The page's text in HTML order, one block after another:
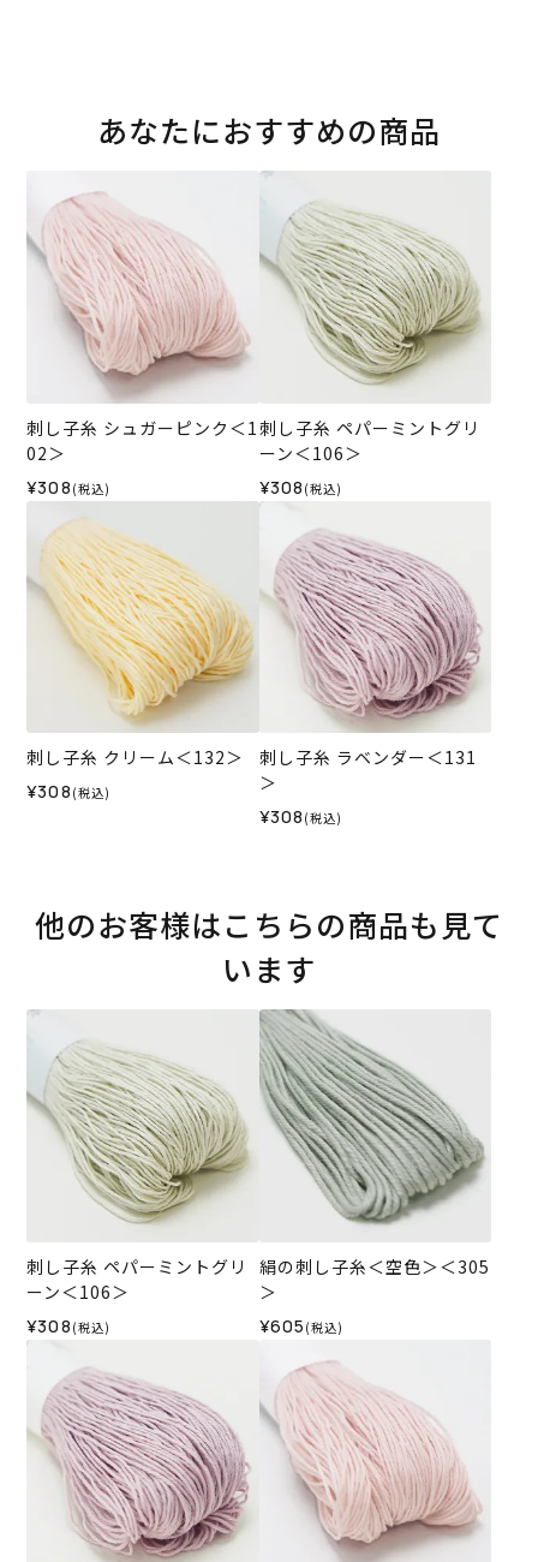
あなたにおすすめの商品
刺し子糸 シュガーピンク＜1
02＞
¥308 (税込)
刺し子糸 ペパーミントグリ
ーン＜106＞
¥308 (税込)
刺し子糸 クリーム＜132＞
¥308 (税込)
刺し子糸 ラベンダー＜131
＞
¥308 (税込)
他のお客様はこちらの商品も見て
います
刺し子糸 ペパーミントグリ
ーン＜106＞
¥308 (税込)
絹の刺し子糸＜空色＞＜305
＞
¥605 (税込)